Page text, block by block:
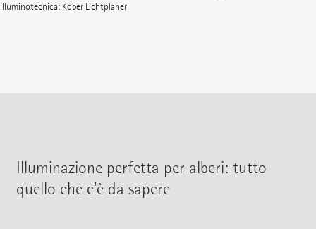
illuminotecnica: Kober Lichtplaner
Illuminazione perfetta per alberi: tutto
quello che c’è da sapere